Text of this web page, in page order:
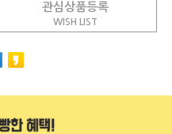
관심상품등록
WISH LIST